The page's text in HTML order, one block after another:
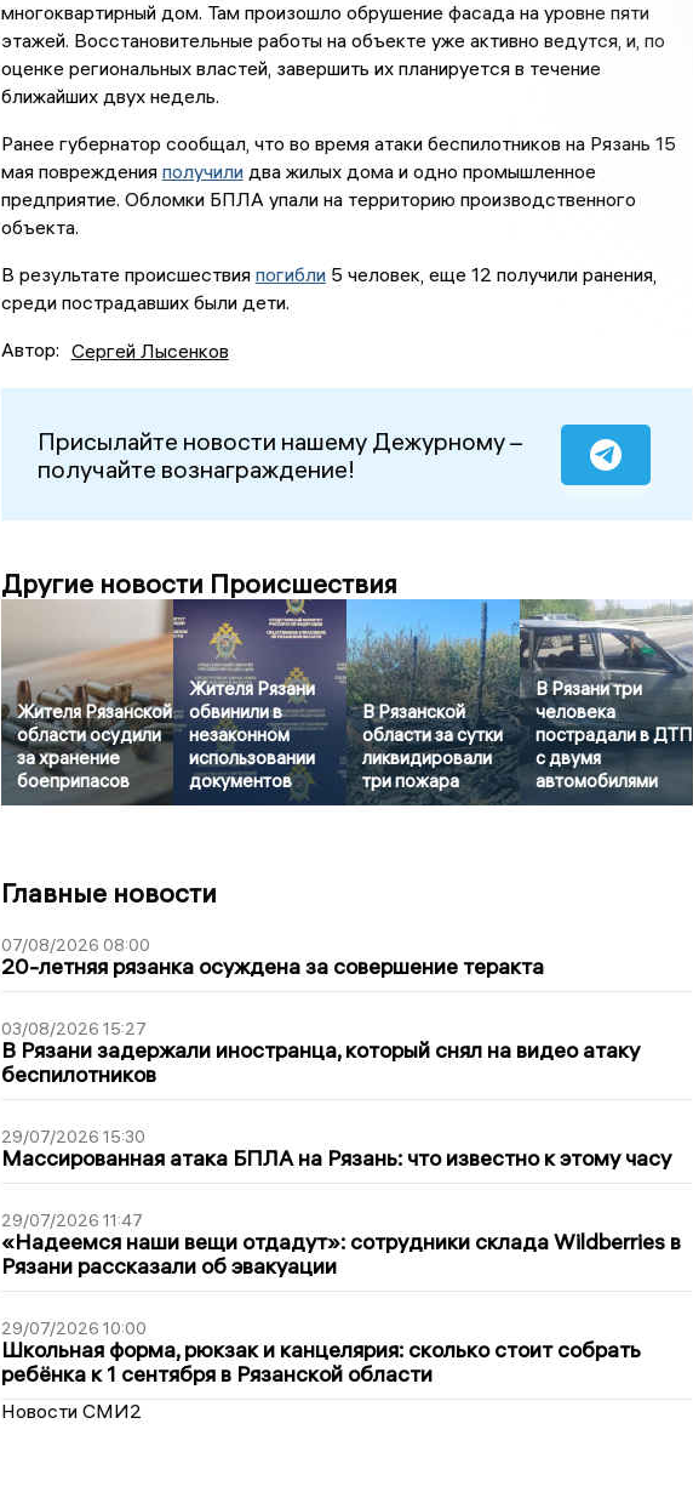
многоквартирный дом. Там произошло обрушение фасада на уровне пяти
этажей. Восстановительные работы на объекте уже активно ведутся, и, по
оценке региональных властей, завершить их планируется в течение
ближайших двух недель.
Ранее губернатор сообщал, что во время атаки беспилотников на Рязань 15
мая повреждения получилидва жилых дома и одно промышленное
предприятие. Обломки БПЛА упали на территорию производственного
объекта.
В результате происшествия погибли5 человек, еще 12 получили ранения,
среди пострадавших были дети.
Автор: Сергей Лысенков
Присылайте новости нашему Дежурному –
получайте вознаграждение!
Другие новости Происшествия
Жителя Рязанской
области осудили
за хранение
боеприпасов
Жителя Рязани
обвинили в
незаконном
использовании
документов
В Рязанской
области за сутки
ликвидировали
три пожара
В Рязани три
человека
пострадали в ДТП
с двумя
автомобилями
Главные новости
07/08/2026 08:00
20-летняя рязанка осуждена за совершение теракта
03/08/2026 15:27
В Рязани задержали иностранца, который снял на видео атаку
беспилотников
29/07/2026 15:30
Массированная атака БПЛА на Рязань: что известно к этому часу
29/07/2026 11:47
«Надеемся наши вещи отдадут»: сотрудники склада Wildberries в
Рязани рассказали об эвакуации
29/07/2026 10:00
Школьная форма, рюкзак и канцелярия: сколько стоит собрать
ребёнка к 1 сентября в Рязанской области
Новости СМИ2